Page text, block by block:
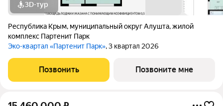
3D-тур
Республика Крым, муниципальный округ Алушта,жилой
комплекс Партенит Парк
Эко-квартал «Партенит Парк», 3 квартал 2026
Позвонить Позвоните мне